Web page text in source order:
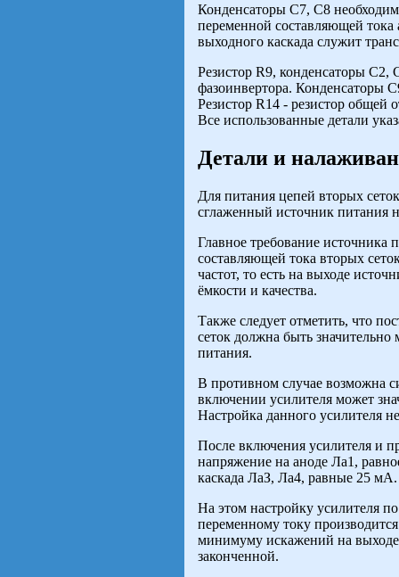
Конденсаторы С7, С8
переменной составляющей тока
выходного каскада служит
Резистор R9, конденсаторы С2,
фазоинвертора. Конденсаторы
Резистор R14 - резистор общей
Все использованные детали
Детали и
Для питания цепей вторых
сглаженный источник питания
Главное требование источника
составляющей тока вторых
частот, то есть на выходе
ёмкости и качества.
Также следует отметить, что
сеток должна быть
питания.
В противном случае возможна
включении усилителя может
Настройка данного усилителя
После включения усилителя и
напряжение на аноде Ла1,
каскада ЛаЗ, Ла4, равные 25 мА.
На этом настройку усилителя
переменному току
минимуму искажений на выходе
законченной.